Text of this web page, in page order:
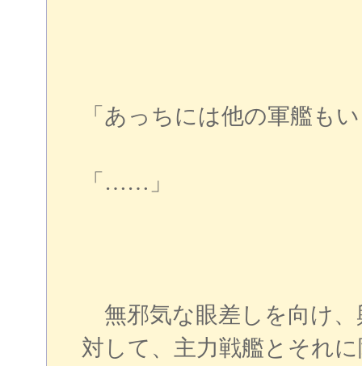
「あっちには他の軍艦も
「……」
無邪気な眼差しを向け、
対して、主力戦艦とそれ